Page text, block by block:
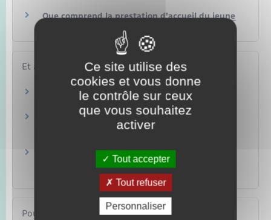
Que comprend la prestation d'accueil du jeune
Et aussi
Assistante maternelle
Complément de libre choix du mode de
garde (CMG) – Garde à domicile
Complément de libre choix du mode de
garde (CMG) – Micro-crèche
Famille – Scolarité
Pour en savoir plus
Ce site utilise des
cookies et vous donne
le contrôle sur ceux
que vous souhaitez
activer
Tout accepter
Tout refuser
Personnaliser